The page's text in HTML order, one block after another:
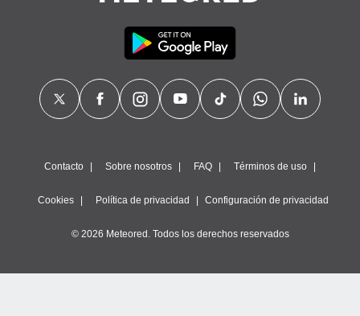
Contacto Sobre nosotros FAQ Términos de uso
Cookies Política de privacidad Configuración de privacidad
© 2026 Meteored. Todos los derechos reservados